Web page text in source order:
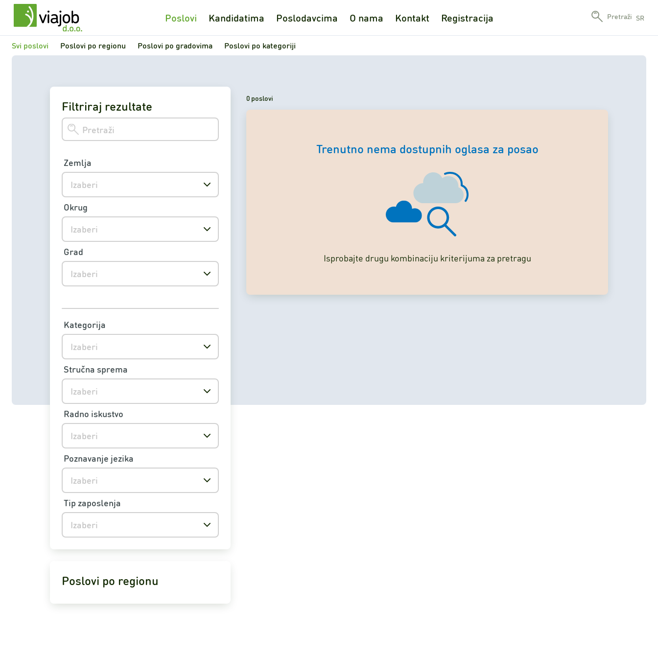
Poslovi Kandidatima Poslodavcima O nama Kontakt Registracija Pretraži SR
Svi poslovi Poslovi po regionu Poslovi po gradovima Poslovi po kategoriji
Filtriraj rezultate
Izaberi
Zemlja
Izaberi
Okrug
Izaberi
Grad
Izaberi
Kategorija
Izaberi
Stručna sprema
Izaberi
Radno iskustvo
Izaberi
Poznavanje jezika
Izaberi
Tip zaposlenja
Poslovi po regionu
0 poslovi
Trenutno nema dostupnih oglasa za posao
Isprobajte drugu kombinaciju kriterijuma za pretragu